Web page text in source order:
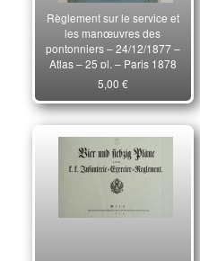
Règlement sur le service et
les manœuvres des
pontonniers – 24/12/1877 –
Atlas – 25 pl. – Paris 1878
5,00 €